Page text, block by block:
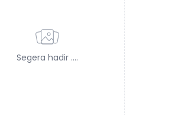
Segera hadir ....